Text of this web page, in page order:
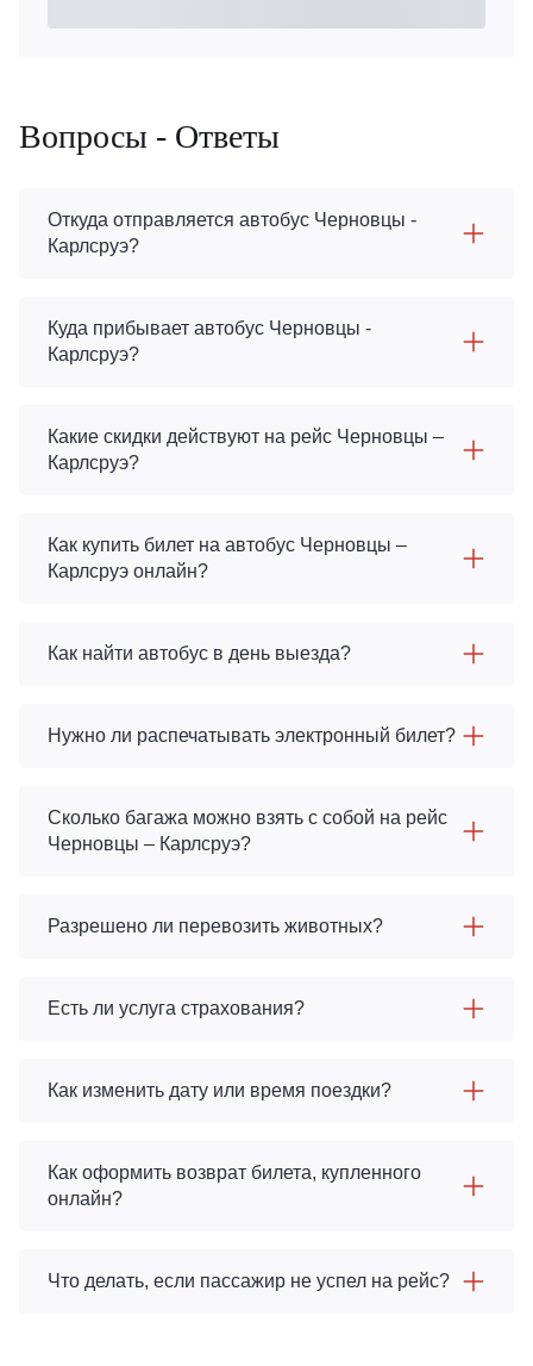
Вопросы - Ответы
Откуда отправляется автобус Черновцы -
Карлсруэ?
Куда прибывает автобус Черновцы -
Карлсруэ?
Какие скидки действуют на рейс Черновцы –
Карлсруэ?
Как купить билет на автобус Черновцы –
Карлсруэ онлайн?
Как найти автобус в день выезда?
Нужно ли распечатывать электронный билет?
Сколько багажа можно взять с собой на рейс
Черновцы – Карлсруэ?
Разрешено ли перевозить животных?
Есть ли услуга страхования?
Как изменить дату или время поездки?
Как оформить возврат билета, купленного
онлайн?
Что делать, если пассажир не успел на рейс?